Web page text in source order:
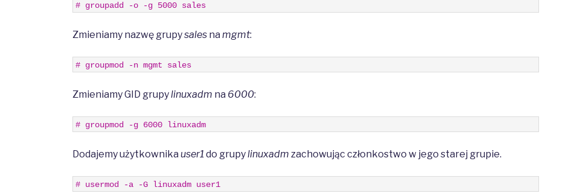
# groupadd -o -g 5000 sales
Zmieniamy nazwę grupysales na mgmt:
# groupmod -n mgmt sales
Zmieniamy GID grupylinuxadm na 6000:
# groupmod -g 6000 linuxadm
Dodajemy użytkownika user1do grupylinuxadm zachowując członkostwo w jego starej grupie.
# usermod -a -G linuxadm user1